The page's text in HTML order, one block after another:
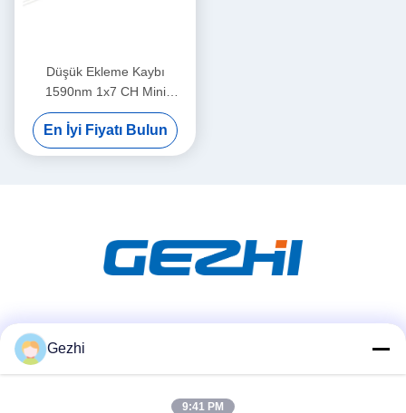
Düşük Ekleme Kaybı
1590nm 1x7 CH Mini
Kompakt CWDM Modülü
En İyi Fiyatı Bulun
Gezhi
9:41 PM